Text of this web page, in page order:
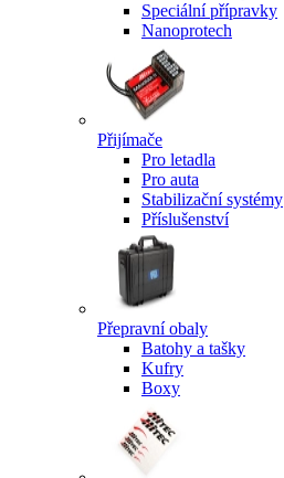
Speciální přípravky
Nanoprotech
Přijímače
Pro letadla
Pro auta
Stabilizační systémy
Příslušenství
Přepravní obaly
Batohy a tašky
Kufry
Boxy